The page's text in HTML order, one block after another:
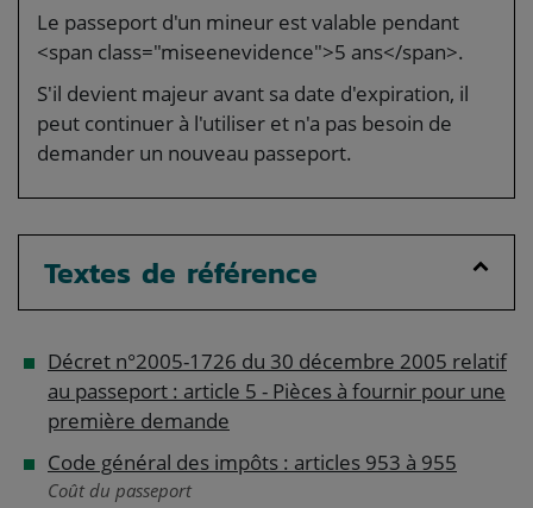
Le passeport d'un mineur est valable pendant
<span class="miseenevidence">5 ans</span>.
S'il devient majeur avant sa date d'expiration, il
peut continuer à l'utiliser et n'a pas besoin de
demander un nouveau passeport.
Textes de référence
Décret n°2005-1726 du 30 décembre 2005 relatif
au passeport : article 5 - Pièces à fournir pour une
première demande
Code général des impôts : articles 953 à 955
Coût du passeport